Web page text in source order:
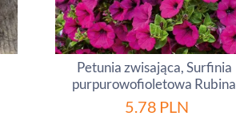
Petunia zwisająca, Surfinia
purpurowofioletowa Rubina
5.78 PLN